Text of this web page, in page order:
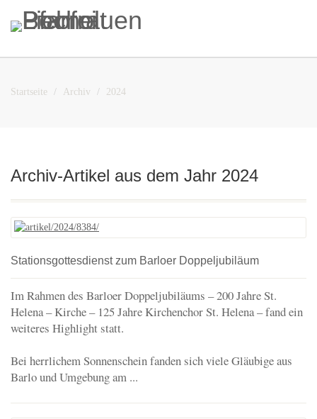
Startseite Archiv 2024
Archiv-Artikel aus dem Jahr 2024
Stationsgottesdienst zum Barloer Doppeljubiläum
Im Rahmen des Barloer Doppeljubiläums – 200 Jahre St.
Helena – Kirche – 125 Jahre Kirchenchor St. Helena – fand ein
weiteres Highlight statt.
Bei herrlichem Sonnenschein fanden sich viele Gläubige aus
Barlo und Umgebung am ...